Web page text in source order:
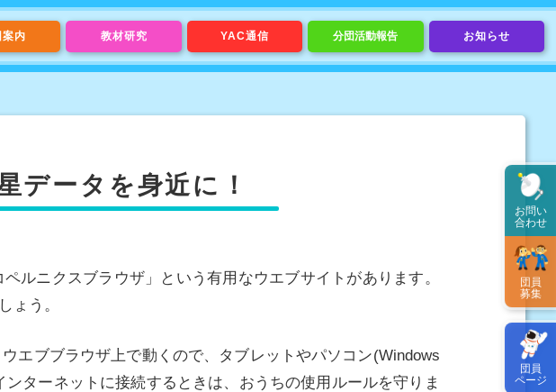
案内 教材研究 YAC通信 分団活動報告 お知らせ
お問い
合わせ
団員
募集
団員
ページ
データを身近に！
ルニクスブラウザ」という有用なウエブサイトがあります。
ょう。
エブブラウザ上で動くので、タブレットやパソコン(Windows
ターネットに接続するときは、おうちの使用ルールを守りま